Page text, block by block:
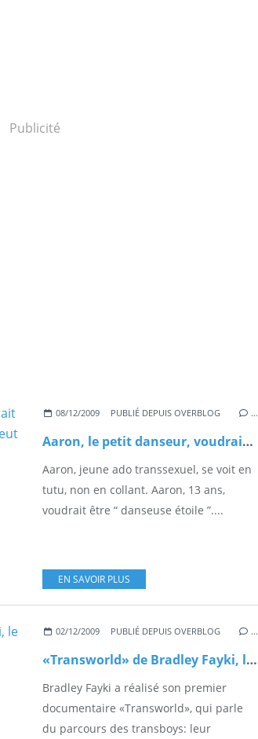
Publicité
08/12/2009 PUBLIÉ DEPUIS OVERBLOG …
Aaron, le petit danseur, voudrait être ballerine mais le ballet ne veut pas...
Aaron, jeune ado transsexuel, se voit en
tutu, non en collant. Aaron, 13 ans,
voudrait être “ danseuse étoile ”....
EN SAVOIR PLUS
02/12/2009 PUBLIÉ DEPUIS OVERBLOG …
«Transworld» de Bradley Fayki, le premier doc français sur les transboys
Bradley Fayki a réalisé son premier
documentaire «Transworld», qui parle
du parcours des transboys: leur